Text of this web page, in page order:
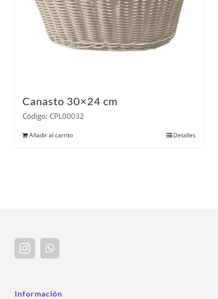
Canasto 30×24 cm
Código: CPL00032
Añadir al carrito Detalles
Información